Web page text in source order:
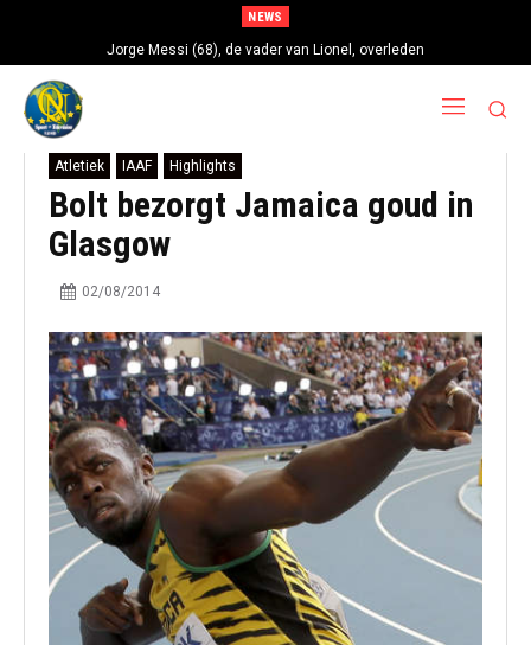
NEWS
Jorge Messi (68), de vader van Lionel, overleden
Atletiek IAAF Highlights
Bolt bezorgt Jamaica goud in
Glasgow
02/08/2014